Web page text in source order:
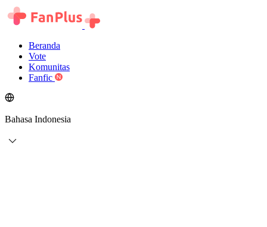
Beranda
Vote
Komunitas
Fanfic
Bahasa Indonesia